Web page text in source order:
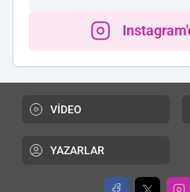
VİDEO
YAZARLAR